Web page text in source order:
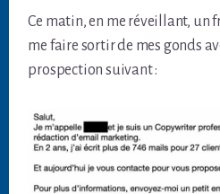
Ce matin, en me réveillant, un
me faire sortir de mes gonds
prospection suivant :